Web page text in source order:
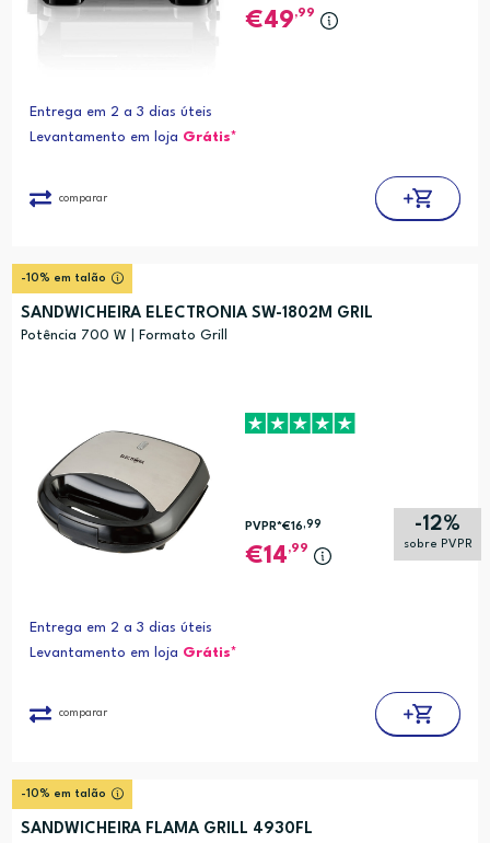
49,99
Entrega em 2 a 3 dias úteis
Levantamento em loja Grátis*
comparar
-10% em talão
SANDWICHEIRA ELECTRONIA SW-1802M GRIL
Potência 700 W | Formato Grill
-12%
sobre PVPR
PVPR*€16,99
14,99
Entrega em 2 a 3 dias úteis
Levantamento em loja Grátis*
comparar
-10% em talão
SANDWICHEIRA FLAMA GRILL 4930FL